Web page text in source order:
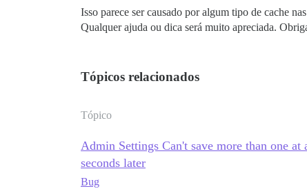
Isso parece ser causado por algum tipo de cache
Qualquer ajuda ou dica será muito apreciada.
Tópicos relacionados
Tópico
Admin Settings Can't save more than one
seconds later
Bug